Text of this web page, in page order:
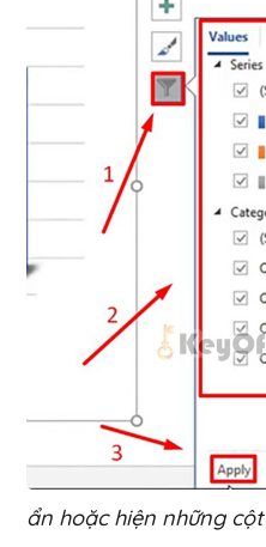
ẩn hoặc hiện những cột